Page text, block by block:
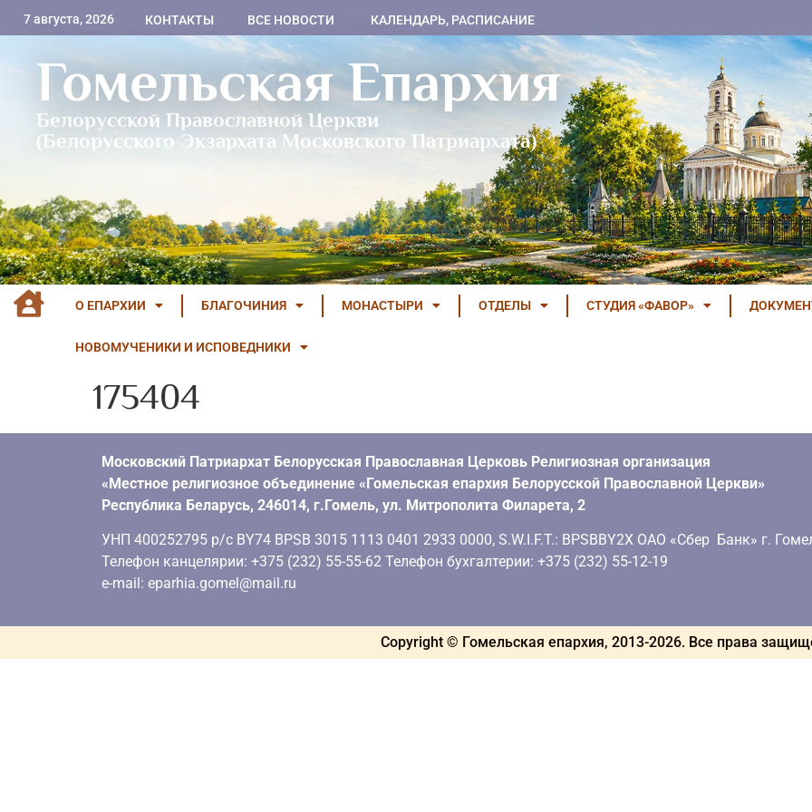
7 августа, 2026 КОНТАКТЫ ВСЕ НОВОСТИ КАЛЕНДАРЬ, РАСПИСАНИЕ
Гомельская Епархия
Белорусской Православной Церкви
(Белорусского Экзархата Московского Патриархата)
О ЕПАРХИИ БЛАГОЧИНИЯ МОНАСТЫРИ ОТДЕЛЫ СТУДИЯ «ФАВОР»
НОВОМУЧЕНИКИ И ИСПОВЕДНИКИ
175404
Московский Патриархат Белорусская Православная Церковь Религиозная организация
«Местное религиозное объединение «Гомельская епархия Белорусской Православной Церкви»
Республика Беларусь, 246014, г.Гомель, ул. Митрополита Филарета, 2
УНП 400252795 р/с BY74 BPSB 3015 1113 0401 2933 0000, S.W.I.F.T.: BPSBBY2X ОАО «Сбер Банк» г.
Телефон канцелярии: +375 (232) 55-55-62 Телефон бухгалтерии: +375 (232) 55-12-19
e-mail: eparhia.gomel@mail.ru
Copyright © Гомельская епархия, 2013-2026. Все права